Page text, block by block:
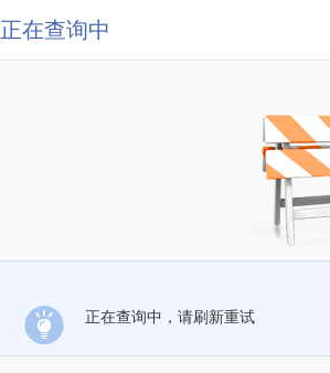
正在查询中
正在查询中，请刷新重试